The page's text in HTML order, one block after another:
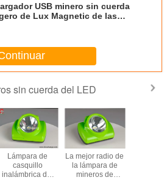
USB minero sin cuerda
de Lux Magnetic de las
sin cuerda del LED
Lámpara de
casquillo
inalámbrica del
La mejor radio de
la lámpara de
mineros de